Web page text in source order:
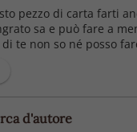
pezzo di carta farti
sa e può fare a
te non so né posso
d'autore